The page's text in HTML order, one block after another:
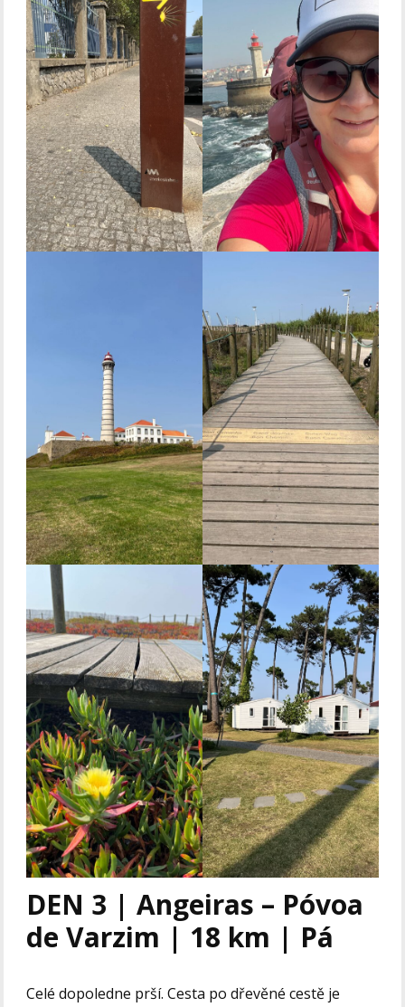
DEN 3 | Angeiras – Póvoa
de Varzim | 18 km | Pá
Celé dopoledne prší. Cesta po dřevěné cestě je